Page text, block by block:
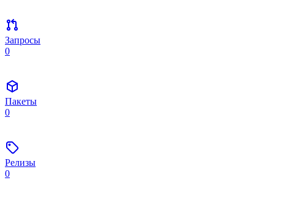
Запросы
0
Пакеты
0
Релизы
0